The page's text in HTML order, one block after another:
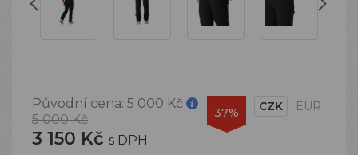
Původní cena: 5 000 Kč
5 000 Kč
3 150 Kč s DPH
37% CZK EUR